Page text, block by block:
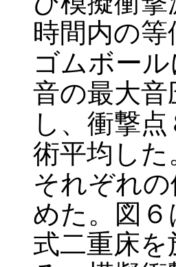
時間内の
ゴムボー
音の最大
し、衝撃
術平均した
それぞれ
めた。図
式二重床